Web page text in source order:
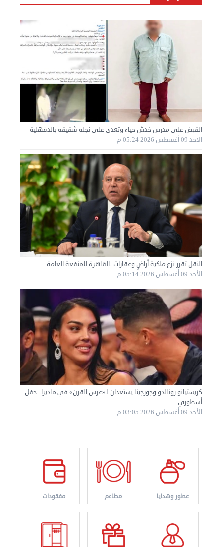
الأربعاء 28 أغسطس 2024 12:25 م
نقل عفش الكويت 50636444 فك وتركيب ايكيا محلي ...
هاف لوري قط أغراض واثاث للمحرقة 65007374 في ...
الأحد 24 سبتمبر 2023 11:10 ص
نقل عفش الكويت 50636444 فك وتركيب ايكيا ...
القبض على مدرس خدش حياء وتعدى على نجله شقيقه بالدقهلية
الأحد 09 أغسطس 2026 05:24 م
النقل تقرر نزع ملكية أراضٍ وعقارات بالقاهرة للمنفعة العامة
الأحد 09 أغسطس 2026 05:14 م
كريستيانو رونالدو وجورجينا يستعدان لـ«عرس القرن» في ماديرا.. حفل
أسطوري ...
الأحد 09 أغسطس 2026 03:05 م
عطور وهدايا مطاعم مفقودات